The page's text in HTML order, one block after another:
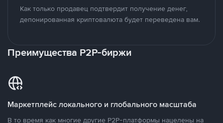
Как только продавец подтвердит получение денег,
депонированная криптовалюта будет переведена вам.
Преимущества P2P-биржи
Маркетплейс локального и глобального масштаба
В то время как многие другие P2P-платформы нацелены на